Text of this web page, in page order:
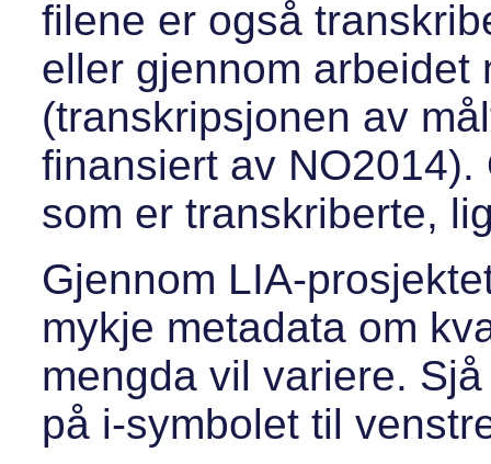
filene er også
eller gjennom arbeidet
(transkripsjonen av
finansiert av
som er transkriberte,
Gjennom LIA-
mykje metadata om
mengda vil variere.
på i-symbolet til